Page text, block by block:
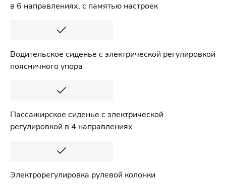
в 6 направлениях, с памятью настроек
Водительское сиденье с электрической регулировкой
поясничного упора
Пассажирское сиденье с электрической
регулировкой в 4 направлениях
Электрорегулировка рулевой колонки